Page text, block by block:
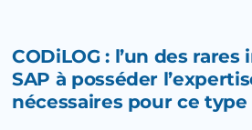
CODiLOG : l’un des
SAP à posséder
nécessaires pour ce